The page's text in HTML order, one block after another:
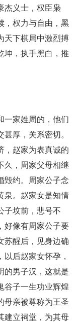
杰义士，权臣枭
，权力与自由，黑
天下棋局中激烈搏
坤，执手黑白，推
一家姓周的，他们
厚，关系密切。
，赵家为表真诚的
久，周家父母相继
毁约。周家公子念
泉。赵家女是知情
子坟前，悲号不
好像有周家公子要
苏醒后，见身边确
后赵家女怀孕，
的男子汉，这就是
谷子一生功业辉煌
母亲被尊称为王圣
建立祠堂，为其母